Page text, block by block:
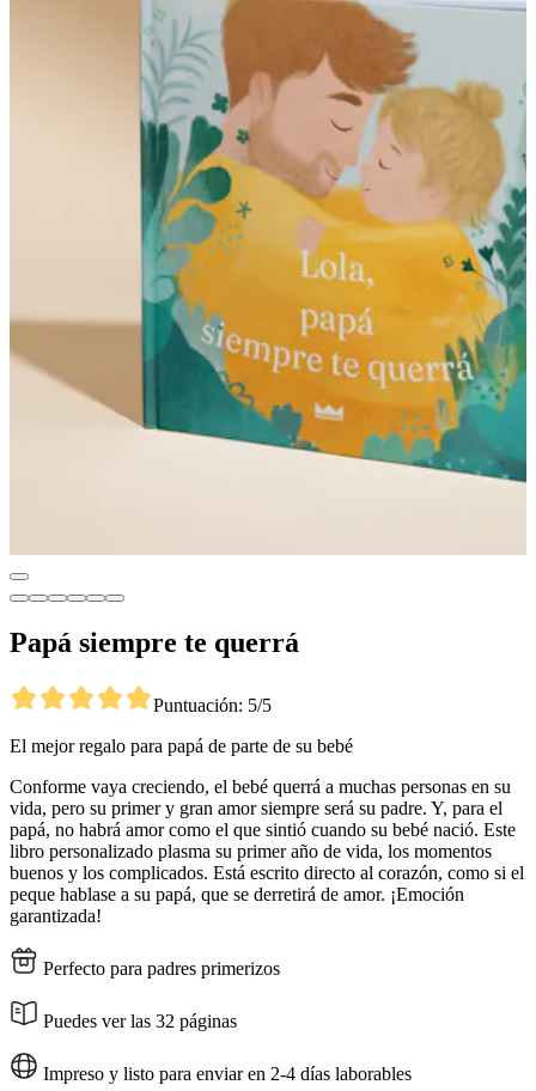
Papá siempre te querrá
Puntuación: 5/5
El mejor regalo para papá de parte de su bebé
Conforme vaya creciendo, el bebé querrá a muchas personas en su
vida, pero su primer y gran amor siempre será su padre. Y, para el
papá, no habrá amor como el que sintió cuando su bebé nació. Este
libro personalizado plasma su primer año de vida, los momentos
buenos y los complicados. Está escrito directo al corazón, como si el
peque hablase a su papá, que se derretirá de amor. ¡Emoción
garantizada!
Perfecto para padres primerizos
Puedes ver las 32 páginas
Impreso y listo para enviar en 2-4 días laborables